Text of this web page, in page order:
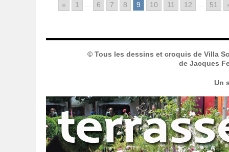
« 1 ... 6 7 8 9 10 11 12 ... 51
© Tous les dessins et croquis de Villa
de Jacques
Un